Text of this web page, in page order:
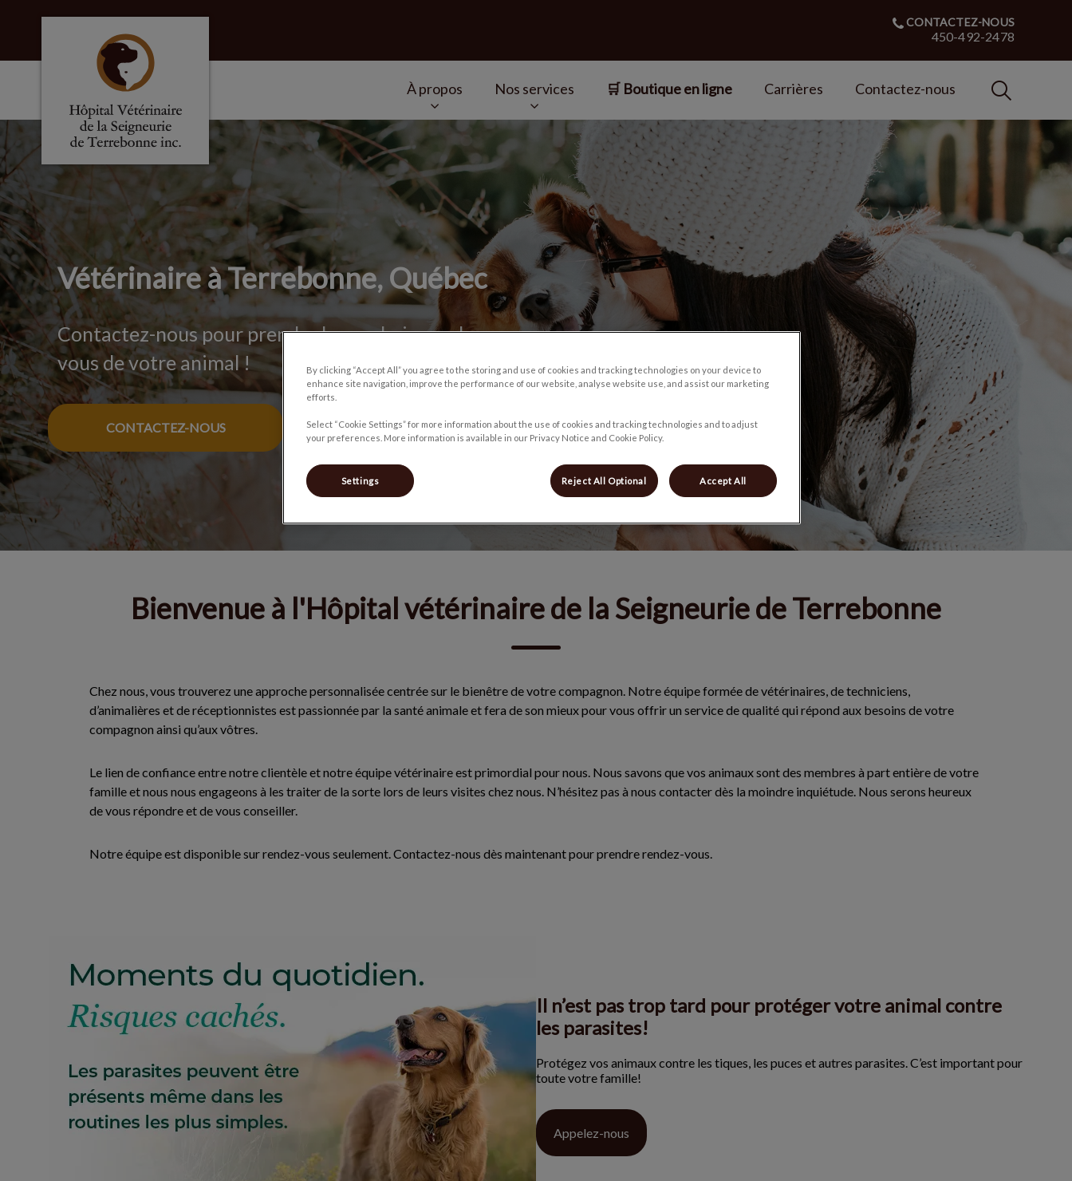
Page d'accueil de Hôpital vétérinaire de la Seigneurie de Terrebonne
CONTACTEZ-NOUS
450-492-2478
À propos Nos services 🛒 Boutique en ligne Carrières Contactez-nous
IvcPractices.HeaderNav.Search.Label
Vétérinaire à Terrebonne, Québec
Contactez-nous pour prendre le prochain rendez-
vous de votre animal !
CONTACTEZ-NOUS
Bienvenue à l'Hôpital vétérinaire de la Seigneurie de Terrebonne
Chez nous, vous trouverez une approche personnalisée centrée sur le bienêtre de votre compagnon. Notre équipe formée de vétérinaires, de techniciens,
d’animalières et de réceptionnistes est passionnée par la santé animale et fera de son mieux pour vous offrir un service de qualité qui répond aux besoins de votre
compagnon ainsi qu’aux vôtres.
Le lien de confiance entre notre clientèle et notre équipe vétérinaire est primordial pour nous. Nous savons que vos animaux sont des membres à part entière de votre
famille et nous nous engageons à les traiter de la sorte lors de leurs visites chez nous. N’hésitez pas à nous contacter dès la moindre inquiétude. Nous serons heureux
de vous répondre et de vous conseiller.
Notre équipe est disponible sur rendez-vous seulement. Contactez-nous dès maintenant pour prendre rendez-vous.
Il n’est pas trop tard pour protéger votre animal contre
les parasites!
Protégez vos animaux contre les tiques, les puces et autres parasites. C’est important pour
toute votre famille!
Appelez-nous
By clicking “Accept All” you agree to the storing and use of cookies and tracking technologies on your device to
enhance site navigation, improve the performance of our website, analyse website use, and assist our marketing
efforts.
Select “Cookie Settings” for more information about the use of cookies and tracking technologies and to adjust
your preferences. More information is available in our Privacy Notice and Cookie Policy.
Settings Reject All Optional Accept All